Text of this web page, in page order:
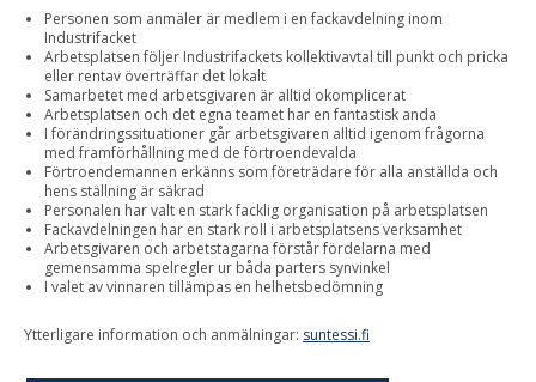
Personen som anmäler är medlem i en fackavdelning inom
Industrifacket
Arbetsplatsen följer Industrifackets kollektivavtal till punkt och pricka
eller rentav överträffar det lokalt
Samarbetet med arbetsgivaren är alltid okomplicerat
Arbetsplatsen och det egna teamet har en fantastisk anda
I förändringssituationer går arbetsgivaren alltid igenom frågorna
med framförhållning med de förtroendevalda
Förtroendemannen erkänns som företrädare för alla anställda och
hens ställning är säkrad
Personalen har valt en stark facklig organisation på arbetsplatsen
Fackavdelningen har en stark roll i arbetsplatsens verksamhet
Arbetsgivaren och arbetstagarna förstår fördelarna med
gemensamma spelregler ur båda parters synvinkel
I valet av vinnaren tillämpas en helhetsbedömning
Ytterligare information och anmälningar: suntessi.fi